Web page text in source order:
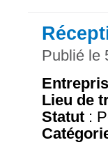
Publié le
Lieu de
Statut :